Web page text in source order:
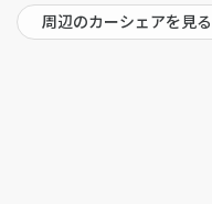
周辺のカーシェアを見る